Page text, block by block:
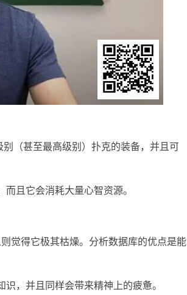
（甚至最高级别）扑克的装备，并且可
且它会消耗大量心智资源。
觉得它极其枯燥。分析数据库的优点是能
，并且同样会带来精神上的疲惫。